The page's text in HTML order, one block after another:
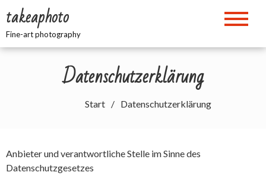
Inhalt
springen
takeaphoto
Fine-art photography
Datenschutzerklärung
Start Datenschutzerklärung
Anbieter und verantwortliche Stelle im Sinne des
Datenschutzgesetzes